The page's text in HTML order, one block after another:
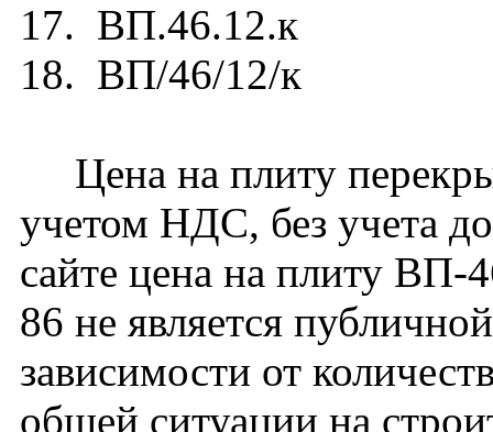
17. ВП.46.12.к
18. ВП/46/12/к
Цена на плиту
учетом НДС, без учета
сайте цена на плиту
86 не является
зависимости от
общей ситуации на